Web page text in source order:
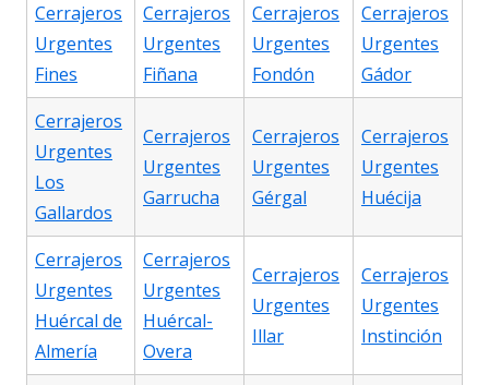
Cerrajeros
Urgentes
Fines
Cerrajeros
Urgentes
Fiñana
Cerrajeros
Urgentes
Fondón
Cerrajeros
Urgentes
Gádor
Cerrajeros
Urgentes
Los
Gallardos
Cerrajeros
Urgentes
Garrucha
Cerrajeros
Urgentes
Gérgal
Cerrajeros
Urgentes
Huécija
Cerrajeros
Urgentes
Huércal de
Almería
Cerrajeros
Urgentes
Huércal-
Overa
Cerrajeros
Urgentes
Illar
Cerrajeros
Urgentes
Instinción